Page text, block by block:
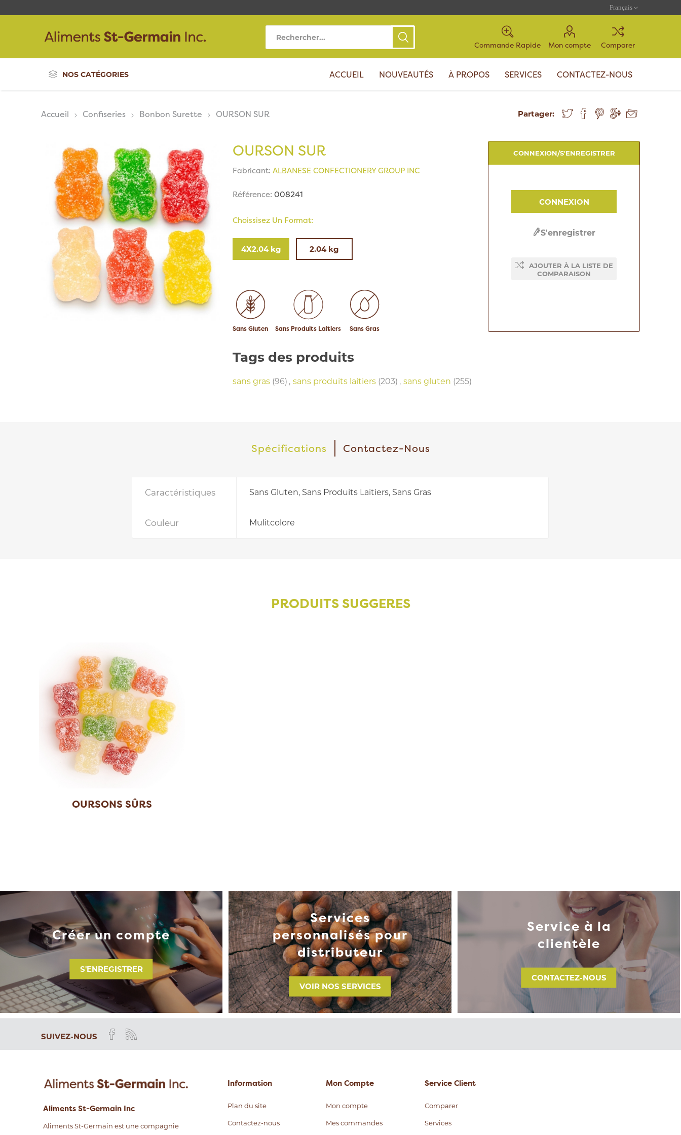
Commande Rapide Mon compte Comparer
NOS CATÉGORIES ACCUEIL NOUVEAUTÉS À PROPOS SERVICES CONTACTEZ-NOUS
Partager:
Accueil Confiseries Bonbon Surette OURSON SUR
OURSON SUR
Fabricant: ALBANESE CONFECTIONERY GROUP INC
Référence: 008241
Choissisez Un Format:
4X2.04 kg 2.04 kg
Sans Gluten Sans Produits Laitiers Sans Gras
Tags des produits
sans gras (96) , sans produits laitiers (203) , sans gluten (255)
CONNEXION/S'ENREGISTRER
CONNEXION
S'enregistrer
AJOUTER À LA LISTE DE
COMPARAISON
Spécifications Contactez-Nous
Caractéristiques Sans Gluten, Sans Produits Laitiers, Sans Gras
Couleur Mulitcolore
PRODUITS SUGGERES
OURSONS SÛRS
Créer un compte
S'ENREGISTRER
Services
personnalisés pour
distributeur
VOIR NOS SERVICES
Service à la
clientèle
CONTACTEZ-NOUS
SUIVEZ-NOUS
Aliments St-Germain Inc
Aliments St-Germain est une compagnie
Information
Plan du site
Contactez-nous
Mon Compte
Mon compte
Mes commandes
Service Client
Comparer
Services